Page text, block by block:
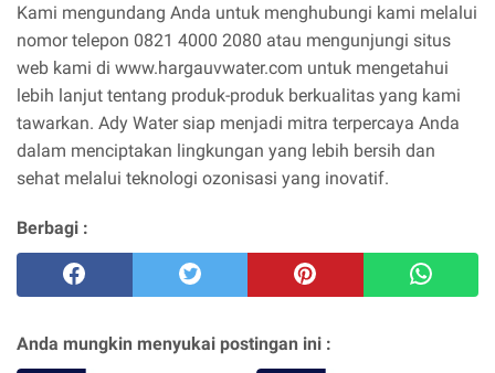
Kami mengundang Anda untuk menghubungi kami melalui
nomor telepon 0821 4000 2080 atau mengunjungi situs
web kami di www.hargauvwater.com untuk mengetahui
lebih lanjut tentang produk-produk berkualitas yang kami
tawarkan. Ady Water siap menjadi mitra terpercaya Anda
dalam menciptakan lingkungan yang lebih bersih dan
sehat melalui teknologi ozonisasi yang inovatif.
Berbagi :
Anda mungkin menyukai postingan ini :